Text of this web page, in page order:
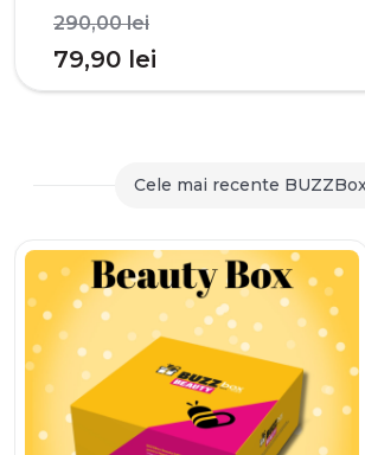
290,00leiPrețul
inițial
a
290,00 lei.
79,90 lei
curent
79,90 lei.
Cele mai recente